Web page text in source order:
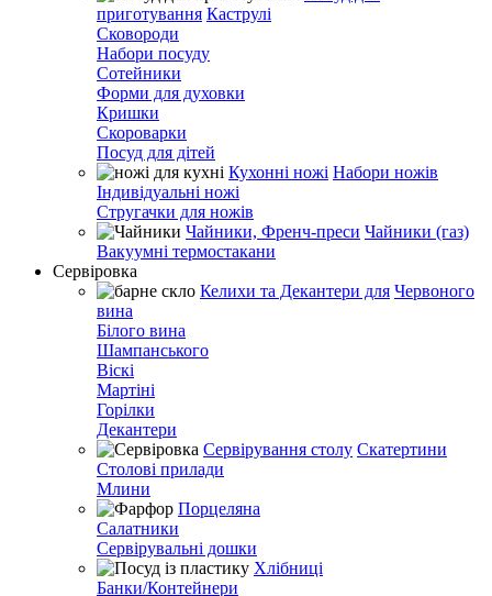
приготування Каструлі
Сковороди
Набори посуду
Сотейники
Форми для духовки
Кришки
Скороварки
Посуд для дітей
Кухонні ножі Набори ножів
Індивідуальні ножі
Стругачки для ножів
Чайники, Френч-преси Чайники (газ)
Вакуумні термостакани
Сервіровка
Келихи та Декантери для Червоного
вина
Білого вина
Шампанського
Віскі
Мартіні
Горілки
Декантери
Сервірування столу Скатертини
Столові прилади
Млини
Порцеляна
Салатники
Сервірувальні дошки
Хлібниці
Банки/Контейнери